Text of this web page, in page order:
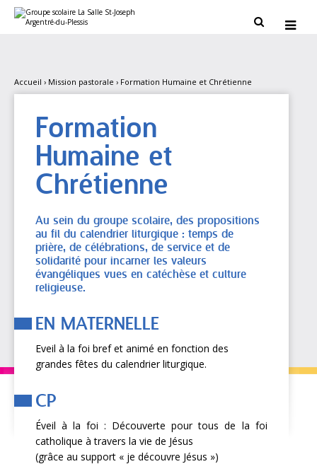
contenu.
personnels
 
Accueil › Mission pastorale › Formation Humaine et Chrétienne
Formation
Humaine et
Chrétienne
Au sein du groupe scolaire, des propositions
au fil du calendrier liturgique : temps de
prière, de célébrations, de service et de
solidarité pour incarner les valeurs
évangéliques vues en catéchèse et culture
religieuse.
EN MATERNELLE
Eveil à la foi bref et animé en fonction des
grandes fêtes du calendrier liturgique.
CP
Éveil à la foi : Découverte pour tous de la foi
catholique à travers la vie de Jésus
(grâce au support « je découvre Jésus »)